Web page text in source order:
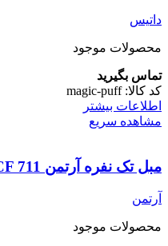
داتیس
محصولات موجود
تماس بگیرید
کد کالا:magic-puff
اطلاعات بیشتر
مشاهده سریع
مبل تک نفره آرتمن Artman MCF 711
آرتمن
محصولات موجود